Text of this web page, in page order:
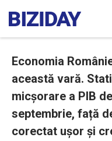
Economia
această vară.
micșorare a PIB
septembrie, față
corectat ușor și